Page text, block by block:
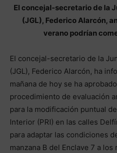
El concejal-secretario de la
(JGL), Federico Alarcón,
verano podrían
El concejal-secretario de la
(JGL), Federico Alarcón, ha
mañana de hoy se ha
procedimiento de evaluación
para la modificación puntual
Interior (PRI) en las calles
para adaptar las condiciones
manzana B del Enclave 7 a